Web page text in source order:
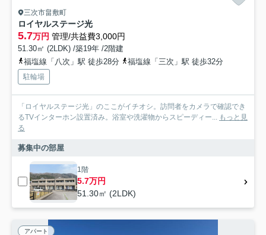
三次市畠敷町
ロイヤルステージ光
5.7万円 管理/共益費3,000円
51.30㎡ (2LDK) /築19年 /2階建
福塩線「八次」駅 徒歩28分
福塩線「三次」駅 徒歩32分
駐輪場
「ロイヤルステージ光」のここがイチオシ。訪問者をカメラで確認でき
るTVインターホン設置済み。浴室や洗濯物からスピーディー... もっと見
る
募集中の部屋
1階
5.7万円
51.30㎡ (2LDK)
アパート